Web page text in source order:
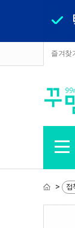
즐겨찾
> 접